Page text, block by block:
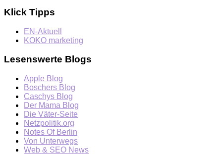
Klick Tipps
EN-Aktuell
KOKO marketing
Lesenswerte Blogs
Apple Blog
Boschers Blog
Caschys Blog
Der Mama Blog
Die Väter-Seite
Netzpolitik.org
Notes Of Berlin
Von Unterwegs
Web & SEO News